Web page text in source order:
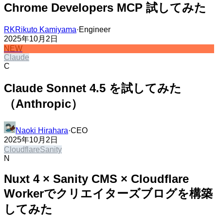
Chrome Developers MCP 試してみた​​​​‌ ‍ ​‍​‍‌‍ ‌ ​‍‌‍‍‌‌‍‌ ‌‍‍‌‌‍ ‍​‍​‍​ ‍‍​‍​‍‌ ​ ‌‍​‌‌‍ ‍‌‍‍‌‌ ‌​‌ ‍‌​‍ ‍‌‍‍‌‌‍ ​‍​‍​‍ ​​‍​‍‌‍‍​‌ ​‍‌‍‌‌‌‍‌‍​‍​‍​ ‍‍​‍​‍‌‍‍​‌ ‌​‌ ‌​‌ ​​​ ‍‍​‍ ​‍ ‌‍ ​‌‍ ‌‍​ ‌‍​‌‌‍ ​‌‍‍​‌‍ ‌ ​ ‌ ‌​​ ‍‍​ ​ ​ ​ ​ ​ ​ ​ ​‍ ‌‍‍‌‌‍ ‍‌ ‌​‌‍‌‌‌‍ ‍‌ ‌​​‍ ‌‍‌‌‌‍‌​‌‍‍‌‌ ‌​​‍ ‌‍ ‌‌‍ ‌‍‌​‌‍‌‌​ ‌‌ ​​‌ ​‍‌‍‌‌‌ ​ ‌‍‌‌‌‍ ‍‌ ‌​‌‍​‌‌ ‌​‌‍‍‌‌‍ ‌‍ ‍​ ‍ ‌‍‍‌‌‍‌​​ ‌‌‍‌‍‌‍‌‍​ ‍‌‌‍​ ​ ​ ​ ​‌​ ​‍‌‍​‍​‍ ‌​ ​‌‌‍‌‌​ ‌‌​ ‍​​‍ ‌​ ‌​​ ‌ ​ ​ ‌‍‌‌​‍ ‌​ ‍​‌‍​‍​ ​‍​ ​‍​‍ ‌‌‍‌‌​ ‌ ​ ‍‌​ ‌ ‌‍‌‍‌‍‌‌‌‍‌​​ ‌‍‌‍‌‌​ ‌‍​ ‌‍‌‍‌‌​ ‍ ‌ ‌​‌ ‍‌‌ ​​‌‍‌‌​ ‌‌‍​‌‌ ​‍‌ ‌​‌‍‍‌‌‍​ ‌‍ ​‌‍‌‌​ ‍ ‌ ​​‌‍​‌‌ ‌​‌‍‍​​ ‌‌ ‌​‌‍‍‌‌ ‌​‌‍ ​‌‍‌‌​ ‌‍​‍‌‍​‌‌ ​ ‌‍‌‌‌‌‌‌‌ ​‍‌‍ ​​ ‌‌‍‍​‌ ‌​‌ ‌​‌ ​​​‍‌‌​ ​ ‌​​‌​‍‌‌​ ​‍‌​‌‍​‍‌‌​ ​‍‌​‌‍‌‍ ​‌‍ ‌‍​ ‌‍​‌‌‍ ​‌‍‍​‌‍ ‌ ​ ‌ ‌​​‍‌‌​ ​ ‌​​‌​ ​ ​ ​ ​ ​ ​ ​ ​‍‌‍‌‍‍‌‌‍‌​​ ‌‌‍‌‍‌‍‌‍​ ‍‌‌‍​ ​ ​ ​ ​‌​ ​‍‌‍​‍​‍ ‌​ ​‌‌‍‌‌​ ‌‌​ ‍​​‍ ‌​ ‌​​ ‌ ​ ​ ‌‍‌‌​‍ ‌​ ‍​‌‍​‍​ ​‍​ ​‍​‍ ‌‌‍‌‌​ ‌ ​ ‍‌​ ‌ ‌‍‌‍‌‍‌‌‌‍‌​​ ‌‍‌‍‌‌​ ‌‍​ ‌‍‌‍‌‌​‍‌‍‌ ‌​‌ ‍‌‌ ​​‌‍‌‌​ ‌‌‍​‌‌ ​‍‌ ‌​‌‍‍‌‌‍​ ‌‍ ​‌‍‌‌​‍‌‍‌ ​​‌‍​‌‌ ‌​‌‍‍​​ ‌‌ ‌​‌‍‍‌‌ ‌​‌‍ ​‌‍‌‌​‍‌‍‌ ​​‌‍‌‌‌ ​‍‌ ​ ‌ ​​‌‍‌‌‌‍​ ‌ ‌​‌‍‍‌‌ ‌‍‌‍‌‌​ ‌‌ ​​‌ ‌‌‌‍​‍‌‍ ​‌‍‍‌‌ ​ ‌‍‍​‌‍‌‌‌‍‌​​‍​‍‌ ‌
RKRikuto Kamiyama​​​​‌ ‍ ​‍​‍‌‍ ‌ ​‍‌‍‍‌‌‍‌ ‌‍‍‌‌‍ ‍​‍​‍​ ‍‍​‍​‍‌ ​ ‌‍​‌‌‍ ‍‌‍‍‌‌ ‌​‌ ‍‌​‍ ‍‌‍‍‌‌‍ ​‍​‍​‍ ​​‍​‍‌‍‍​‌ ​‍‌‍‌‌‌‍‌‍​‍​‍​ ‍‍​‍​‍‌‍‍​‌ ‌​‌ ‌​‌ ​​​ ‍‍​‍ ​‍ ‌‍ ​‌‍ ‌‍​ ‌‍​‌‌‍ ​‌‍‍​‌‍ ‌ ​ ‌ ‌​​ ‍‍​ ​ ​ ​ ​ ​ ​ ​ ​‍ ‌‍‍‌‌‍ ‍‌ ‌​‌‍‌‌‌‍ ‍‌ ‌​​‍ ‌‍‌‌‌‍‌​‌‍‍‌‌ ‌​​‍ ‌‍ ‌‌‍ ‌‍‌​‌‍‌‌​ ‌‌ ​​‌ ​‍‌‍‌‌‌ ​ ‌‍‌‌‌‍ ‍‌ ‌​‌‍​‌‌ ‌​‌‍‍‌‌‍ ‌‍ ‍​ ‍ ‌‍‍‌‌‍‌​​ ‌​ ‌ ​ ​​​ ​ ‌‍‌​​ ‌‍​ ​ ​ ​​‌‍​‍​‍ ‌‌‍​‍​ ‌‍‌‍‌‌‌‍‌​​‍ ‌​ ‌​​ ‌‌​ ​ ‌‍​‍​‍ ‌‌‍​‌‌‍‌‍​ ‌ ​ ‍​​‍ ‌‌‍​‌‌‍‌‌​ ​‌‌‍​‍​ ‌ ​ ​ ​ ‍​​ ‌‍​ ‍‌‌‍​‍​ ‍​​ ​​​ ‍ ‌ ‌​‌ ‍‌‌ ​​‌‍‌‌​ ‌‌‍​‌‌ ‌‌‌ ‌​‌‍‍​‌‍ ‌ ​‍​ ‍ ‌ ​​‌‍​‌‌ ‌​‌‍‍​​ ‌‌‍ ‍‌‍​‌‌‍ ‌‌‍‌‌​ ‌‍​‍‌‍​‌‌ ​ ‌‍‌‌‌‌‌‌‌ ​‍‌‍ ​​ ‌‌‍‍​‌ ‌​‌ ‌​‌ ​​​‍‌‌​ ​ ‌​​‌​‍‌‌​ ​‍‌​‌‍​‍‌‌​ ​‍‌​‌‍‌‍ ​‌‍ ‌‍​ ‌‍​‌‌‍ ​‌‍‍​‌‍ ‌ ​ ‌ ‌​​‍‌‌​ ​ ‌​​‌​ ​ ​ ​ ​ ​ ​ ​ ​‍‌‍‌‍‍‌‌‍‌​​ ‌​ ‌ ​ ​​​ ​ ‌‍‌​​ ‌‍​ ​ ​ ​​‌‍​‍​‍ ‌‌‍​‍​ ‌‍‌‍‌‌‌‍‌​​‍ ‌​ ‌​​ ‌‌​ ​ ‌‍​‍​‍ ‌‌‍​‌‌‍‌‍​ ‌ ​ ‍​​‍ ‌‌‍​‌‌‍‌‌​ ​‌‌‍​‍​ ‌ ​ ​ ​ ‍​​ ‌‍​ ‍‌‌‍​‍​ ‍​​ ​​​‍‌‍‌ ‌​‌ ‍‌‌ ​​‌‍‌‌​ ‌‌‍​‌‌ ‌‌‌ ‌​‌‍‍​‌‍ ‌ ​‍​‍‌‍‌ ​​‌‍​‌‌ ‌​‌‍‍​​ ‌‌‍ ‍‌‍​‌‌‍ ‌‌‍‌‌​‍‌‍‌ ​​‌‍‌‌‌ ​‍‌ ​ ‌ ​​‌‍‌‌‌‍​ ‌ ‌​‌‍‍‌‌ ‌‍‌‍‌‌​ ‌‌ ​​‌ ‌‌‌‍​‍‌‍ ​‌‍‍‌‌ ​ ‌‍‍​‌‍‌‌‌‍‌​​‍​‍‌ ‌·Engineer​​​​‌ ‍ ​‍​‍‌‍ ‌ ​‍‌‍‍‌‌‍‌ ‌‍‍‌‌‍ ‍​‍​‍​ ‍‍​‍​‍‌ ​ ‌‍​‌‌‍ ‍‌‍‍‌‌ ‌​‌ ‍‌​‍ ‍‌‍‍‌‌‍ ​‍​‍​‍ ​​‍​‍‌‍‍​‌ ​‍‌‍‌‌‌‍‌‍​‍​‍​ ‍‍​‍​‍‌‍‍​‌ ‌​‌ ‌​‌ ​​​ ‍‍​‍ ​‍ ‌‍ ​‌‍ ‌‍​ ‌‍​‌‌‍ ​‌‍‍​‌‍ ‌ ​ ‌ ‌​​ ‍‍​ ​ ​ ​ ​ ​ ​ ​ ​‍ ‌‍‍‌‌‍ ‍‌ ‌​‌‍‌‌‌‍ ‍‌ ‌​​‍ ‌‍‌‌‌‍‌​‌‍‍‌‌ ‌​​‍ ‌‍ ‌‌‍ ‌‍‌​‌‍‌‌​ ‌‌ ​​‌ ​‍‌‍‌‌‌ ​ ‌‍‌‌‌‍ ‍‌ ‌​‌‍​‌‌ ‌​‌‍‍‌‌‍ ‌‍ ‍​ ‍ ‌‍‍‌‌‍‌​​ ‌​ ‌ ​ ​​​ ​ ‌‍‌​​ ‌‍​ ​ ​ ​​‌‍​‍​‍ ‌‌‍​‍​ ‌‍‌‍‌‌‌‍‌​​‍ ‌​ ‌​​ ‌‌​ ​ ‌‍​‍​‍ ‌‌‍​‌‌‍‌‍​ ‌ ​ ‍​​‍ ‌‌‍​‌‌‍‌‌​ ​‌‌‍​‍​ ‌ ​ ​ ​ ‍​​ ‌‍​ ‍‌‌‍​‍​ ‍​​ ​​​ ‍ ‌ ‌​‌ ‍‌‌ ​​‌‍‌‌​ ‌‌‍​‌‌ ‌‌‌ ‌​‌‍‍​‌‍ ‌ ​‍​ ‍ ‌ ​​‌‍​‌‌ ‌​‌‍‍​​ ‌‌ ​​‌‍ ‌ ​ ‌‍‍‌‌ ‌​‌‍‍‌‌‍ ‌‍ ‍​ ‌‍​‍‌‍​‌‌ ​ ‌‍‌‌‌‌‌‌‌ ​‍‌‍ ​​ ‌‌‍‍​‌ ‌​‌ ‌​‌ ​​​‍‌‌​ ​ ‌​​‌​‍‌‌​ ​‍‌​‌‍​‍‌‌​ ​‍‌​‌‍‌‍ ​‌‍ ‌‍​ ‌‍​‌‌‍ ​‌‍‍​‌‍ ‌ ​ ‌ ‌​​‍‌‌​ ​ ‌​​‌​ ​ ​ ​ ​ ​ ​ ​ ​‍‌‍‌‍‍‌‌‍‌​​ ‌​ ‌ ​ ​​​ ​ ‌‍‌​​ ‌‍​ ​ ​ ​​‌‍​‍​‍ ‌‌‍​‍​ ‌‍‌‍‌‌‌‍‌​​‍ ‌​ ‌​​ ‌‌​ ​ ‌‍​‍​‍ ‌‌‍​‌‌‍‌‍​ ‌ ​ ‍​​‍ ‌‌‍​‌‌‍‌‌​ ​‌‌‍​‍​ ‌ ​ ​ ​ ‍​​ ‌‍​ ‍‌‌‍​‍​ ‍​​ ​​​‍‌‍‌ ‌​‌ ‍‌‌ ​​‌‍‌‌​ ‌‌‍​‌‌ ‌‌‌ ‌​‌‍‍​‌‍ ‌ ​‍​‍‌‍‌ ​​‌‍​‌‌ ‌​‌‍‍​​ ‌‌ ​​‌‍ ‌ ​ ‌‍‍‌‌ ‌​‌‍‍‌‌‍ ‌‍ ‍​‍‌‍‌ ​​‌‍‌‌‌ ​‍‌ ​ ‌ ​​‌‍‌‌‌‍​ ‌ ‌​‌‍‍‌‌ ‌‍‌‍‌‌​ ‌‌ ​​‌ ‌‌‌‍​‍‌‍ ​‌‍‍‌‌ ​ ‌‍‍​‌‍‌‌‌‍‌​​‍​‍‌ ‌
2025年10月2日
NEW
Claude​​​​‌ ‍ ​‍​‍‌‍ ‌ ​‍‌‍‍‌‌‍‌ ‌‍‍‌‌‍ ‍​‍​‍​ ‍‍​‍​‍‌ ​ ‌‍​‌‌‍ ‍‌‍‍‌‌ ‌​‌ ‍‌​‍ ‍‌‍‍‌‌‍ ​‍​‍​‍ ​​‍​‍‌‍‍​‌ ​‍‌‍‌‌‌‍‌‍​‍​‍​ ‍‍​‍​‍‌‍‍​‌ ‌​‌ ‌​‌ ​​​ ‍‍​‍ ​‍ ‌‍ ​‌‍ ‌‍​ ‌‍​‌‌‍ ​‌‍‍​‌‍ ‌ ​ ‌ ‌​​ ‍‍​ ​ ​ ​ ​ ​ ​ ​ ​‍ ‌‍‍‌‌‍ ‍‌ ‌​‌‍‌‌‌‍ ‍‌ ‌​​‍ ‌‍‌‌‌‍‌​‌‍‍‌‌ ‌​​‍ ‌‍ ‌‌‍ ‌‍‌​‌‍‌‌​ ‌‌ ​​‌ ​‍‌‍‌‌‌ ​ ‌‍‌‌‌‍ ‍‌ ‌​‌‍​‌‌ ‌​‌‍‍‌‌‍ ‌‍ ‍​ ‍ ‌‍‍‌‌‍‌​​ ‌‌‍‌​‌ ‌‍‌‌‍​‌‍​‌‌​ ​‌‍‌‍​ ​ ‌‌‍‌​ ‍‌​ ​‌​ ‍‌‌‍ ​‌​​‍‌​ ​‌‍‌ ‌​‍‌‌​​ ‌​ ​‌​ ​‌ ​ ‌‍ ‌‌​‌‌​ ‍ ‌ ‌​‌ ‍‌‌ ​​‌‍‌‌​ ‌‌ ‌​‌‍​‌‌‍‌ ​ ‍ ‌ ​​‌‍​‌‌ ‌​‌‍‍​​ ‌‌ ‌​‌‍‍‌‌ ‌​‌‍ ​‌‍‌‌​ ‌‍​‍‌‍​‌‌ ​ ‌‍‌‌‌‌‌‌‌ ​‍‌‍ ​​ ‌‌‍‍​‌ ‌​‌ ‌​‌ ​​​‍‌‌​ ​ ‌​​‌​‍‌‌​ ​‍‌​‌‍​‍‌‌​ ​‍‌​‌‍‌‍ ​‌‍ ‌‍​ ‌‍​‌‌‍ ​‌‍‍​‌‍ ‌ ​ ‌ ‌​​‍‌‌​ ​ ‌​​‌​ ​ ​ ​ ​ ​ ​ ​ ​‍‌‍‌‍‍‌‌‍‌​​ ‌‌‍‌​‌ ‌‍‌‌‍​‌‍​‌‌​ ​‌‍‌‍​ ​ ‌‌‍‌​ ‍‌​ ​‌​ ‍‌‌‍ ​‌​​‍‌​ ​‌‍‌ ‌​‍‌‌​​ ‌​ ​‌​ ​‌ ​ ‌‍ ‌‌​‌‌​‍‌‍‌ ‌​‌ ‍‌‌ ​​‌‍‌‌​ ‌‌ ‌​‌‍​‌‌‍‌ ​‍‌‍‌ ​​‌‍​‌‌ ‌​‌‍‍​​ ‌‌ ‌​‌‍‍‌‌ ‌​‌‍ ​‌‍‌‌​‍‌‍‌ ​​‌‍‌‌‌ ​‍‌ ​ ‌ ​​‌‍‌‌‌‍​ ‌ ‌​‌‍‍‌‌ ‌‍‌‍‌‌​ ‌‌ ​​‌ ‌‌‌‍​‍‌‍ ​‌‍‍‌‌ ​ ‌‍‍​‌‍‌‌‌‍‌​​‍​‍‌ ‌
C
Claude Sonnet 4.5 を試してみた
（Anthropic）​​​​‌ ‍ ​‍​‍‌‍ ‌ ​‍‌‍‍‌‌‍‌ ‌‍‍‌‌‍ ‍​‍​‍​ ‍‍​‍​‍‌ ​ ‌‍​‌‌‍ ‍‌‍‍‌‌ ‌​‌ ‍‌​‍ ‍‌‍‍‌‌‍ ​‍​‍​‍ ​​‍​‍‌‍‍​‌ ​‍‌‍‌‌‌‍‌‍​‍​‍​ ‍‍​‍​‍‌‍‍​‌ ‌​‌ ‌​‌ ​​​ ‍‍​‍ ​‍ ‌‍ ​‌‍ ‌‍​ ‌‍​‌‌‍ ​‌‍‍​‌‍ ‌ ​ ‌ ‌​​ ‍‍​ ​ ​ ​ ​ ​ ​ ​ ​‍ ‌‍‍‌‌‍ ‍‌ ‌​‌‍‌‌‌‍ ‍‌ ‌​​‍ ‌‍‌‌‌‍‌​‌‍‍‌‌ ‌​​‍ ‌‍ ‌‌‍ ‌‍‌​‌‍‌‌​ ‌‌ ​​‌ ​‍‌‍‌‌‌ ​ ‌‍‌‌‌‍ ‍‌ ‌​‌‍​‌‌ ‌​‌‍‍‌‌‍ ‌‍ ‍​ ‍ ‌‍‍‌‌‍‌​​ ‌‌‍​‍​ ​​​ ‍‌​ ​‌​ ​‍‌‍‌‌​ ‍‌​ ‌‍​‍ ‌‌‍​‌​ ‌‍​ ​​​ ‌ ​‍ ‌​ ‌​‌‍‌‍​ ​‌​ ​ ​‍ ‌​ ‍‌​ ​‌‌‍‌​​ ​‍​‍ ‌​ ‌ ​ ‌​​ ‌‌‌‍‌‍‌‍‌‍​ ​ ​ ‌​​ ‍‌‌‍‌‍‌‍‌​‌‍​ ​ ‌‌​ ‍ ‌ ‌​‌ ‍‌‌ ​​‌‍‌‌​ ‌‌‍​‌‌ ​‍‌ ‌​‌‍‍‌‌‍​ ‌‍ ​‌‍‌‌​ ‍ ‌ ​​‌‍​‌‌ ‌​‌‍‍​​ ‌‌ ‌​‌‍‍‌‌ ‌​‌‍ ​‌‍‌‌​ ‌‍​‍‌‍​‌‌ ​ ‌‍‌‌‌‌‌‌‌ ​‍‌‍ ​​ ‌‌‍‍​‌ ‌​‌ ‌​‌ ​​​‍‌‌​ ​ ‌​​‌​‍‌‌​ ​‍‌​‌‍​‍‌‌​ ​‍‌​‌‍‌‍ ​‌‍ ‌‍​ ‌‍​‌‌‍ ​‌‍‍​‌‍ ‌ ​ ‌ ‌​​‍‌‌​ ​ ‌​​‌​ ​ ​ ​ ​ ​ ​ ​ ​‍‌‍‌‍‍‌‌‍‌​​ ‌‌‍​‍​ ​​​ ‍‌​ ​‌​ ​‍‌‍‌‌​ ‍‌​ ‌‍​‍ ‌‌‍​‌​ ‌‍​ ​​​ ‌ ​‍ ‌​ ‌​‌‍‌‍​ ​‌​ ​ ​‍ ‌​ ‍‌​ ​‌‌‍‌​​ ​‍​‍ ‌​ ‌ ​ ‌​​ ‌‌‌‍‌‍‌‍‌‍​ ​ ​ ‌​​ ‍‌‌‍‌‍‌‍‌​‌‍​ ​ ‌‌​‍‌‍‌ ‌​‌ ‍‌‌ ​​‌‍‌‌​ ‌‌‍​‌‌ ​‍‌ ‌​‌‍‍‌‌‍​ ‌‍ ​‌‍‌‌​‍‌‍‌ ​​‌‍​‌‌ ‌​‌‍‍​​ ‌‌ ‌​‌‍‍‌‌ ‌​‌‍ ​‌‍‌‌​‍‌‍‌ ​​‌‍‌‌‌ ​‍‌ ​ ‌ ​​‌‍‌‌‌‍​ ‌ ‌​‌‍‍‌‌ ‌‍‌‍‌‌​ ‌‌ ​​‌ ‌‌‌‍​‍‌‍ ​‌‍‍‌‌ ​ ‌‍‍​‌‍‌‌‌‍‌​​‍​‍‌ ‌
Naoki Hirahara​​​​‌ ‍ ​‍​‍‌‍ ‌ ​‍‌‍‍‌‌‍‌ ‌‍‍‌‌‍ ‍​‍​‍​ ‍‍​‍​‍‌ ​ ‌‍​‌‌‍ ‍‌‍‍‌‌ ‌​‌ ‍‌​‍ ‍‌‍‍‌‌‍ ​‍​‍​‍ ​​‍​‍‌‍‍​‌ ​‍‌‍‌‌‌‍‌‍​‍​‍​ ‍‍​‍​‍‌‍‍​‌ ‌​‌ ‌​‌ ​​​ ‍‍​‍ ​‍ ‌‍ ​‌‍ ‌‍​ ‌‍​‌‌‍ ​‌‍‍​‌‍ ‌ ​ ‌ ‌​​ ‍‍​ ​ ​ ​ ​ ​ ​ ​ ​‍ ‌‍‍‌‌‍ ‍‌ ‌​‌‍‌‌‌‍ ‍‌ ‌​​‍ ‌‍‌‌‌‍‌​‌‍‍‌‌ ‌​​‍ ‌‍ ‌‌‍ ‌‍‌​‌‍‌‌​ ‌‌ ​​‌ ​‍‌‍‌‌‌ ​ ‌‍‌‌‌‍ ‍‌ ‌​‌‍​‌‌ ‌​‌‍‍‌‌‍ ‌‍ ‍​ ‍ ‌‍‍‌‌‍‌​​ ‌​ ‍‌‌‍​‌​ ‌​‌‍​‍​ ‌‍​ ​‍‌‍‌​​ ​ ​‍ ‌​ ​‌‌‍​‍‌‍​‌​ ​ ​‍ ‌​ ‌​‌‍​‌‌‍‌‍‌‍‌‌​‍ ‌‌‍​‌​ ‍​​ ‍​​ ​‍​‍ ‌​ ‌‌​ ‌‌​ ‍‌‌‍‌​​ ‍‌‌‍​‌​ ‌​​ ‌ ‌‍​‍​ ​​‌‍​‌​ ‍‌​ ‍ ‌ ‌​‌ ‍‌‌ ​​‌‍‌‌​ ‌‌‍​‌‌ ‌‌‌ ‌​‌‍‍​‌‍ ‌ ​‍​ ‍ ‌ ​​‌‍​‌‌ ‌​‌‍‍​​ ‌‌‍ ‍‌‍​‌‌‍ ‌‌‍‌‌​ ‌‍​‍‌‍​‌‌ ​ ‌‍‌‌‌‌‌‌‌ ​‍‌‍ ​​ ‌‌‍‍​‌ ‌​‌ ‌​‌ ​​​‍‌‌​ ​ ‌​​‌​‍‌‌​ ​‍‌​‌‍​‍‌‌​ ​‍‌​‌‍‌‍ ​‌‍ ‌‍​ ‌‍​‌‌‍ ​‌‍‍​‌‍ ‌ ​ ‌ ‌​​‍‌‌​ ​ ‌​​‌​ ​ ​ ​ ​ ​ ​ ​ ​‍‌‍‌‍‍‌‌‍‌​​ ‌​ ‍‌‌‍​‌​ ‌​‌‍​‍​ ‌‍​ ​‍‌‍‌​​ ​ ​‍ ‌​ ​‌‌‍​‍‌‍​‌​ ​ ​‍ ‌​ ‌​‌‍​‌‌‍‌‍‌‍‌‌​‍ ‌‌‍​‌​ ‍​​ ‍​​ ​‍​‍ ‌​ ‌‌​ ‌‌​ ‍‌‌‍‌​​ ‍‌‌‍​‌​ ‌​​ ‌ ‌‍​‍​ ​​‌‍​‌​ ‍‌​‍‌‍‌ ‌​‌ ‍‌‌ ​​‌‍‌‌​ ‌‌‍​‌‌ ‌‌‌ ‌​‌‍‍​‌‍ ‌ ​‍​‍‌‍‌ ​​‌‍​‌‌ ‌​‌‍‍​​ ‌‌‍ ‍‌‍​‌‌‍ ‌‌‍‌‌​‍‌‍‌ ​​‌‍‌‌‌ ​‍‌ ​ ‌ ​​‌‍‌‌‌‍​ ‌ ‌​‌‍‍‌‌ ‌‍‌‍‌‌​ ‌‌ ​​‌ ‌‌‌‍​‍‌‍ ​‌‍‍‌‌ ​ ‌‍‍​‌‍‌‌‌‍‌​​‍​‍‌ ‌·CEO​​​​‌ ‍ ​‍​‍‌‍ ‌ ​‍‌‍‍‌‌‍‌ ‌‍‍‌‌‍ ‍​‍​‍​ ‍‍​‍​‍‌ ​ ‌‍​‌‌‍ ‍‌‍‍‌‌ ‌​‌ ‍‌​‍ ‍‌‍‍‌‌‍ ​‍​‍​‍ ​​‍​‍‌‍‍​‌ ​‍‌‍‌‌‌‍‌‍​‍​‍​ ‍‍​‍​‍‌‍‍​‌ ‌​‌ ‌​‌ ​​​ ‍‍​‍ ​‍ ‌‍ ​‌‍ ‌‍​ ‌‍​‌‌‍ ​‌‍‍​‌‍ ‌ ​ ‌ ‌​​ ‍‍​ ​ ​ ​ ​ ​ ​ ​ ​‍ ‌‍‍‌‌‍ ‍‌ ‌​‌‍‌‌‌‍ ‍‌ ‌​​‍ ‌‍‌‌‌‍‌​‌‍‍‌‌ ‌​​‍ ‌‍ ‌‌‍ ‌‍‌​‌‍‌‌​ ‌‌ ​​‌ ​‍‌‍‌‌‌ ​ ‌‍‌‌‌‍ ‍‌ ‌​‌‍​‌‌ ‌​‌‍‍‌‌‍ ‌‍ ‍​ ‍ ‌‍‍‌‌‍‌​​ ‌​ ‍‌‌‍​‌​ ‌​‌‍​‍​ ‌‍​ ​‍‌‍‌​​ ​ ​‍ ‌​ ​‌‌‍​‍‌‍​‌​ ​ ​‍ ‌​ ‌​‌‍​‌‌‍‌‍‌‍‌‌​‍ ‌‌‍​‌​ ‍​​ ‍​​ ​‍​‍ ‌​ ‌‌​ ‌‌​ ‍‌‌‍‌​​ ‍‌‌‍​‌​ ‌​​ ‌ ‌‍​‍​ ​​‌‍​‌​ ‍‌​ ‍ ‌ ‌​‌ ‍‌‌ ​​‌‍‌‌​ ‌‌‍​‌‌ ‌‌‌ ‌​‌‍‍​‌‍ ‌ ​‍​ ‍ ‌ ​​‌‍​‌‌ ‌​‌‍‍​​ ‌‌ ​​‌‍ ‌ ​ ‌‍‍‌‌ ‌​‌‍‍‌‌‍ ‌‍ ‍​ ‌‍​‍‌‍​‌‌ ​ ‌‍‌‌‌‌‌‌‌ ​‍‌‍ ​​ ‌‌‍‍​‌ ‌​‌ ‌​‌ ​​​‍‌‌​ ​ ‌​​‌​‍‌‌​ ​‍‌​‌‍​‍‌‌​ ​‍‌​‌‍‌‍ ​‌‍ ‌‍​ ‌‍​‌‌‍ ​‌‍‍​‌‍ ‌ ​ ‌ ‌​​‍‌‌​ ​ ‌​​‌​ ​ ​ ​ ​ ​ ​ ​ ​‍‌‍‌‍‍‌‌‍‌​​ ‌​ ‍‌‌‍​‌​ ‌​‌‍​‍​ ‌‍​ ​‍‌‍‌​​ ​ ​‍ ‌​ ​‌‌‍​‍‌‍​‌​ ​ ​‍ ‌​ ‌​‌‍​‌‌‍‌‍‌‍‌‌​‍ ‌‌‍​‌​ ‍​​ ‍​​ ​‍​‍ ‌​ ‌‌​ ‌‌​ ‍‌‌‍‌​​ ‍‌‌‍​‌​ ‌​​ ‌ ‌‍​‍​ ​​‌‍​‌​ ‍‌​‍‌‍‌ ‌​‌ ‍‌‌ ​​‌‍‌‌​ ‌‌‍​‌‌ ‌‌‌ ‌​‌‍‍​‌‍ ‌ ​‍​‍‌‍‌ ​​‌‍​‌‌ ‌​‌‍‍​​ ‌‌ ​​‌‍ ‌ ​ ‌‍‍‌‌ ‌​‌‍‍‌‌‍ ‌‍ ‍​‍‌‍‌ ​​‌‍‌‌‌ ​‍‌ ​ ‌ ​​‌‍‌‌‌‍​ ‌ ‌​‌‍‍‌‌ ‌‍‌‍‌‌​ ‌‌ ​​‌ ‌‌‌‍​‍‌‍ ​‌‍‍‌‌ ​ ‌‍‍​‌‍‌‌‌‍‌​​‍​‍‌ ‌
2025年10月2日
Cloudflare​​​​‌ ‍ ​‍​‍‌‍ ‌ ​‍‌‍‍‌‌‍‌ ‌‍‍‌‌‍ ‍​‍​‍​ ‍‍​‍​‍‌ ​ ‌‍​‌‌‍ ‍‌‍‍‌‌ ‌​‌ ‍‌​‍ ‍‌‍‍‌‌‍ ​‍​‍​‍ ​​‍​‍‌‍‍​‌ ​‍‌‍‌‌‌‍‌‍​‍​‍​ ‍‍​‍​‍‌‍‍​‌ ‌​‌ ‌​‌ ​​​ ‍‍​‍ ​‍ ‌‍ ​‌‍ ‌‍​ ‌‍​‌‌‍ ​‌‍‍​‌‍ ‌ ​ ‌ ‌​​ ‍‍​ ​ ​ ​ ​ ​ ​ ​ ​‍ ‌‍‍‌‌‍ ‍‌ ‌​‌‍‌‌‌‍ ‍‌ ‌​​‍ ‌‍‌‌‌‍‌​‌‍‍‌‌ ‌​​‍ ‌‍ ‌‌‍ ‌‍‌​‌‍‌‌​ ‌‌ ​​‌ ​‍‌‍‌‌‌ ​ ‌‍‌‌‌‍ ‍‌ ‌​‌‍​‌‌ ‌​‌‍‍‌‌‍ ‌‍ ‍​ ‍ ‌‍‍‌‌‍‌​​ ‌‌‍‌‌​ ​​​ ‌ ‌‍‌​‌‍​‌​ ‌‍‌‍‌​​ ​ ​‍ ‌‌‍​‌​ ​ ​ ​​‌‍​ ​‍ ‌​ ‌​‌‍‌‍‌‍‌​​ ‌ ​‍ ‌​ ‍​​ ‌​‌‍​‌‌‍‌‌​‍ ‌‌‍‌​​ ​‍​ ‌​‌‍‌‌‌‍‌‍​ ‌​​ ​‌​ ‌ ‌‍‌​​ ‌‌​ ‍‌​ ‍‌​ ‍ ‌ ‌​‌ ‍‌‌ ​​‌‍‌‌​ ‌‌ ‌​‌‍​‌‌‍‌ ​ ‍ ‌ ​​‌‍​‌‌ ‌​‌‍‍​​ ‌‌ ‌​‌‍‍‌‌ ‌​‌‍ ​‌‍‌‌​ ‌‍​‍‌‍​‌‌ ​ ‌‍‌‌‌‌‌‌‌ ​‍‌‍ ​​ ‌‌‍‍​‌ ‌​‌ ‌​‌ ​​​‍‌‌​ ​ ‌​​‌​‍‌‌​ ​‍‌​‌‍​‍‌‌​ ​‍‌​‌‍‌‍ ​‌‍ ‌‍​ ‌‍​‌‌‍ ​‌‍‍​‌‍ ‌ ​ ‌ ‌​​‍‌‌​ ​ ‌​​‌​ ​ ​ ​ ​ ​ ​ ​ ​‍‌‍‌‍‍‌‌‍‌​​ ‌‌‍‌‌​ ​​​ ‌ ‌‍‌​‌‍​‌​ ‌‍‌‍‌​​ ​ ​‍ ‌‌‍​‌​ ​ ​ ​​‌‍​ ​‍ ‌​ ‌​‌‍‌‍‌‍‌​​ ‌ ​‍ ‌​ ‍​​ ‌​‌‍​‌‌‍‌‌​‍ ‌‌‍‌​​ ​‍​ ‌​‌‍‌‌‌‍‌‍​ ‌​​ ​‌​ ‌ ‌‍‌​​ ‌‌​ ‍‌​ ‍‌​‍‌‍‌ ‌​‌ ‍‌‌ ​​‌‍‌‌​ ‌‌ ‌​‌‍​‌‌‍‌ ​‍‌‍‌ ​​‌‍​‌‌ ‌​‌‍‍​​ ‌‌ ‌​‌‍‍‌‌ ‌​‌‍ ​‌‍‌‌​‍‌‍‌ ​​‌‍‌‌‌ ​‍‌ ​ ‌ ​​‌‍‌‌‌‍​ ‌ ‌​‌‍‍‌‌ ‌‍‌‍‌‌​ ‌‌ ​​‌ ‌‌‌‍​‍‌‍ ​‌‍‍‌‌ ​ ‌‍‍​‌‍‌‌‌‍‌​​‍​‍‌ ‌Sanity​​​​‌ ‍ ​‍​‍‌‍ ‌ ​‍‌‍‍‌‌‍‌ ‌‍‍‌‌‍ ‍​‍​‍​ ‍‍​‍​‍‌ ​ ‌‍​‌‌‍ ‍‌‍‍‌‌ ‌​‌ ‍‌​‍ ‍‌‍‍‌‌‍ ​‍​‍​‍ ​​‍​‍‌‍‍​‌ ​‍‌‍‌‌‌‍‌‍​‍​‍​ ‍‍​‍​‍‌‍‍​‌ ‌​‌ ‌​‌ ​​​ ‍‍​‍ ​‍ ‌‍ ​‌‍ ‌‍​ ‌‍​‌‌‍ ​‌‍‍​‌‍ ‌ ​ ‌ ‌​​ ‍‍​ ​ ​ ​ ​ ​ ​ ​ ​‍ ‌‍‍‌‌‍ ‍‌ ‌​‌‍‌‌‌‍ ‍‌ ‌​​‍ ‌‍‌‌‌‍‌​‌‍‍‌‌ ‌​​‍ ‌‍ ‌‌‍ ‌‍‌​‌‍‌‌​ ‌‌ ​​‌ ​‍‌‍‌‌‌ ​ ‌‍‌‌‌‍ ‍‌ ‌​‌‍​‌‌ ‌​‌‍‍‌‌‍ ‌‍ ‍​ ‍ ‌‍‍‌‌‍‌​​ ‌​ ‌‍​ ‌‌​ ‌ ​ ​‍​ ‌ ​ ‌‍‌‍‌​​ ​‍​‍ ‌​ ​‍‌‍‌‍‌‍‌‌‌‍‌‍​‍ ‌​ ‌​‌‍‌​‌‍​‍‌‍‌​​‍ ‌​ ‍‌​ ‌ ​ ​‍​ ‌​​‍ ‌​ ‍‌​ ​ ‌‍​‌​ ​‍‌‍​‌​ ​‌​ ​​‌‍‌‌​ ‌‌‌‍‌​​ ​‌‌‍​‍​ ‍ ‌ ‌​‌ ‍‌‌ ​​‌‍‌‌​ ‌‌ ‌​‌‍​‌‌‍‌ ​ ‍ ‌ ​​‌‍​‌‌ ‌​‌‍‍​​ ‌‌ ‌​‌‍‍‌‌ ‌​‌‍ ​‌‍‌‌​ ‌‍​‍‌‍​‌‌ ​ ‌‍‌‌‌‌‌‌‌ ​‍‌‍ ​​ ‌‌‍‍​‌ ‌​‌ ‌​‌ ​​​‍‌‌​ ​ ‌​​‌​‍‌‌​ ​‍‌​‌‍​‍‌‌​ ​‍‌​‌‍‌‍ ​‌‍ ‌‍​ ‌‍​‌‌‍ ​‌‍‍​‌‍ ‌ ​ ‌ ‌​​‍‌‌​ ​ ‌​​‌​ ​ ​ ​ ​ ​ ​ ​ ​‍‌‍‌‍‍‌‌‍‌​​ ‌​ ‌‍​ ‌‌​ ‌ ​ ​‍​ ‌ ​ ‌‍‌‍‌​​ ​‍​‍ ‌​ ​‍‌‍‌‍‌‍‌‌‌‍‌‍​‍ ‌​ ‌​‌‍‌​‌‍​‍‌‍‌​​‍ ‌​ ‍‌​ ‌ ​ ​‍​ ‌​​‍ ‌​ ‍‌​ ​ ‌‍​‌​ ​‍‌‍​‌​ ​‌​ ​​‌‍‌‌​ ‌‌‌‍‌​​ ​‌‌‍​‍​‍‌‍‌ ‌​‌ ‍‌‌ ​​‌‍‌‌​ ‌‌ ‌​‌‍​‌‌‍‌ ​‍‌‍‌ ​​‌‍​‌‌ ‌​‌‍‍​​ ‌‌ ‌​‌‍‍‌‌ ‌​‌‍ ​‌‍‌‌​‍‌‍‌ ​​‌‍‌‌‌ ​‍‌ ​ ‌ ​​‌‍‌‌‌‍​ ‌ ‌​‌‍‍‌‌ ‌‍‌‍‌‌​ ‌‌ ​​‌ ‌‌‌‍​‍‌‍ ​‌‍‍‌‌ ​ ‌‍‍​‌‍‌‌‌‍‌​​‍​‍‌ ‌
N
Nuxt 4 × Sanity CMS × Cloudflare
Workerでクリエイターズブログを構築
してみた​​​​‌ ‍ ​‍​‍‌‍ ‌ ​‍‌‍‍‌‌‍‌ ‌‍‍‌‌‍ ‍​‍​‍​ ‍‍​‍​‍‌ ​ ‌‍​‌‌‍ ‍‌‍‍‌‌ ‌​‌ ‍‌​‍ ‍‌‍‍‌‌‍ ​‍​‍​‍ ​​‍​‍‌‍‍​‌ ​‍‌‍‌‌‌‍‌‍​‍​‍​ ‍‍​‍​‍‌‍‍​‌ ‌​‌ ‌​‌ ​​​ ‍‍​‍ ​‍ ‌‍ ​‌‍ ‌‍​ ‌‍​‌‌‍ ​‌‍‍​‌‍ ‌ ​ ‌ ‌​​ ‍‍​ ​ ​ ​ ​ ​ ​ ​ ​‍ ‌‍‍‌‌‍ ‍‌ ‌​‌‍‌‌‌‍ ‍‌ ‌​​‍ ‌‍‌‌‌‍‌​‌‍‍‌‌ ‌​​‍ ‌‍ ‌‌‍ ‌‍‌​‌‍‌‌​ ‌‌ ​​‌ ​‍‌‍‌‌‌ ​ ‌‍‌‌‌‍ ‍‌ ‌​‌‍​‌‌ ‌​‌‍‍‌‌‍ ‌‍ ‍​ ‍ ‌‍‍‌‌‍‌​​ ‌‌‍​‍‌‍‌​‌‍‌‌​ ​​‌‍‌​‌‍‌​​ ‌ ‌‍​‍​‍ ‌‌‍‌‌‌‍​‌‌‍​‍‌‍​ ​‍ ‌​ ‌​‌‍​‍​ ​‌​ ‌ ​‍ ‌‌‍​‌‌‍‌​​ ‍​​ ​‍​‍ ‌​ ​​​ ‌‍​ ‌​‌‍​ ‌‍‌​​ ‌‍​ ‌‍​ ​‍​ ​‌‌‍‌​​ ‌‍​ ‍​​ ‍ ‌ ‌​‌ ‍‌‌ ​​‌‍‌‌​ ‌‌‍​‌‌ ​‍‌ ‌​‌‍‍‌‌‍​ ‌‍ ​‌‍‌‌​ ‍ ‌ ​​‌‍​‌‌ ‌​‌‍‍​​ ‌‌ ‌​‌‍‍‌‌ ‌​‌‍ ​‌‍‌‌​ ‌‍​‍‌‍​‌‌ ​ ‌‍‌‌‌‌‌‌‌ ​‍‌‍ ​​ ‌‌‍‍​‌ ‌​‌ ‌​‌ ​​​‍‌‌​ ​ ‌​​‌​‍‌‌​ ​‍‌​‌‍​‍‌‌​ ​‍‌​‌‍‌‍ ​‌‍ ‌‍​ ‌‍​‌‌‍ ​‌‍‍​‌‍ ‌ ​ ‌ ‌​​‍‌‌​ ​ ‌​​‌​ ​ ​ ​ ​ ​ ​ ​ ​‍‌‍‌‍‍‌‌‍‌​​ ‌‌‍​‍‌‍‌​‌‍‌‌​ ​​‌‍‌​‌‍‌​​ ‌ ‌‍​‍​‍ ‌‌‍‌‌‌‍​‌‌‍​‍‌‍​ ​‍ ‌​ ‌​‌‍​‍​ ​‌​ ‌ ​‍ ‌‌‍​‌‌‍‌​​ ‍​​ ​‍​‍ ‌​ ​​​ ‌‍​ ‌​‌‍​ ‌‍‌​​ ‌‍​ ‌‍​ ​‍​ ​‌‌‍‌​​ ‌‍​ ‍​​‍‌‍‌ ‌​‌ ‍‌‌ ​​‌‍‌‌​ ‌‌‍​‌‌ ​‍‌ ‌​‌‍‍‌‌‍​ ‌‍ ​‌‍‌‌​‍‌‍‌ ​​‌‍​‌‌ ‌​‌‍‍​​ ‌‌ ‌​‌‍‍‌‌ ‌​‌‍ ​‌‍‌‌​‍‌‍‌ ​​‌‍‌‌‌ ​‍‌ ​ ‌ ​​‌‍‌‌‌‍​ ‌ ‌​‌‍‍‌‌ ‌‍‌‍‌‌​ ‌‌ ​​‌ ‌‌‌‍​‍‌‍ ​‌‍‍‌‌ ​ ‌‍‍​‌‍‌‌‌‍‌​​‍​‍‌ ‌